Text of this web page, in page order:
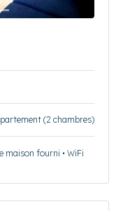
(2 chambres)
maison fourni • WiFi